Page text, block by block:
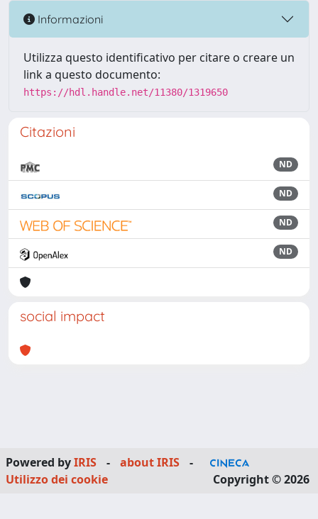
Informazioni
Utilizza questo identificativo per citare o creare un
link a questo documento:
https://hdl.handle.net/11380/1319650
Citazioni
ND
ND
ND
ND
social impact
Powered byIRIS - about IRIS
-
Utilizzo dei cookie
Copyright © 2026